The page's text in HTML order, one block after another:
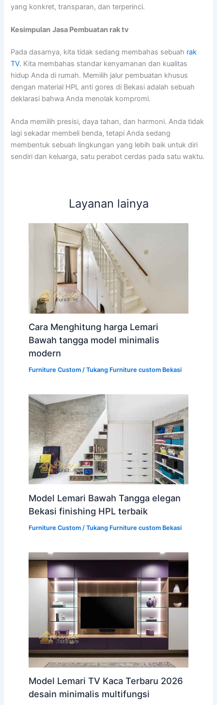
yang konkret, transparan, dan terperinci.
Kesimpulan Jasa Pembuatan rak tv
Pada dasarnya, kita tidak sedang membahas sebuah rak
TV. Kita membahas standar kenyamanan dan kualitas
hidup Anda di rumah. Memilih jalur pembuatan khusus
dengan material HPL anti gores di Bekasi adalah sebuah
deklarasi bahwa Anda menolak kompromi.
Anda memilih presisi, daya tahan, dan harmoni. Anda tidak
lagi sekadar membeli benda, tetapi Anda sedang
membentuk sebuah lingkungan yang lebih baik untuk diri
sendiri dan keluarga, satu perabot cerdas pada satu waktu.
Layanan lainya
Cara Menghitung harga Lemari
Bawah tangga model minimalis
modern
Furniture Custom/ Tukang Furniture custom Bekasi
Model Lemari Bawah Tangga elegan
Bekasi finishing HPL terbaik
Furniture Custom/ Tukang Furniture custom Bekasi
Model Lemari TV Kaca Terbaru 2026
desain minimalis multifungsi